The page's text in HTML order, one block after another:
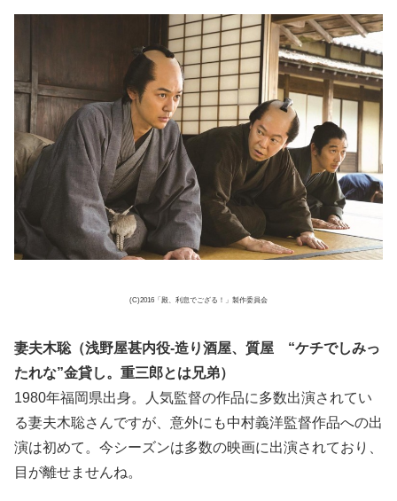
(C)2016「殿、利息でござる！」製作委員会
妻夫木聡（浅野屋甚内役-造り酒屋、質屋 “ケチでしみっ
たれな”金貸し。重三郎とは兄弟）
1980年福岡県出身。人気監督の作品に多数出演されてい
る妻夫木聡さんですが、意外にも中村義洋監督作品への出
演は初めて。今シーズンは多数の映画に出演されており、
目が離せませんね。